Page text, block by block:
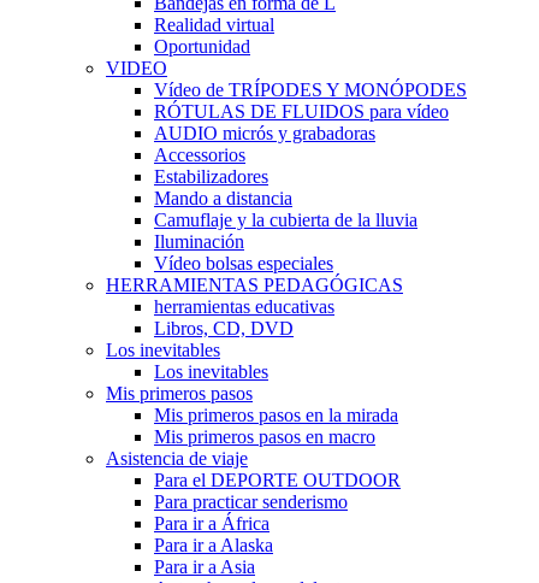
Realidad virtual
Oportunidad
VIDEO
Vídeo de TRÍPODES Y MONÓPODES
RÓTULAS DE FLUIDOS para vídeo
AUDIO micrós y grabadoras
Accessorios
Estabilizadores
Mando a distancia
Camuflaje y la cubierta de la lluvia
Iluminación
Vídeo bolsas especiales
HERRAMIENTAS PEDAGÓGICAS
herramientas educativas
Libros, CD, DVD
Los inevitables
Los inevitables
Mis primeros pasos
Mis primeros pasos en la mirada
Mis primeros pasos en macro
Asistencia de viaje
Para el DEPORTE OUTDOOR
Para practicar senderismo
Para ir a África
Para ir a Alaska
Para ir a Asia